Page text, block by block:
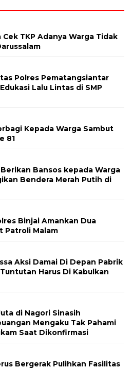
TKP Adanya Warga Tidak
Polres Pematangsiantar
Lalu Lintas di SMP
Kepada Warga Sambut
81
Bansos kepada Warga
Bendera Merah Putih di
Binjai Amankan Dua
Patroli Malam
Aksi Damai Di Depan Pabrik
Harus Di Kabulkan
di Nagori Sinasih
Mengaku Tak Pahami
Saat Dikonfirmasi
Bergerak Pulihkan Fasilitas